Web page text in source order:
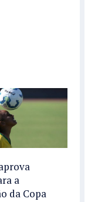
a
da Copa